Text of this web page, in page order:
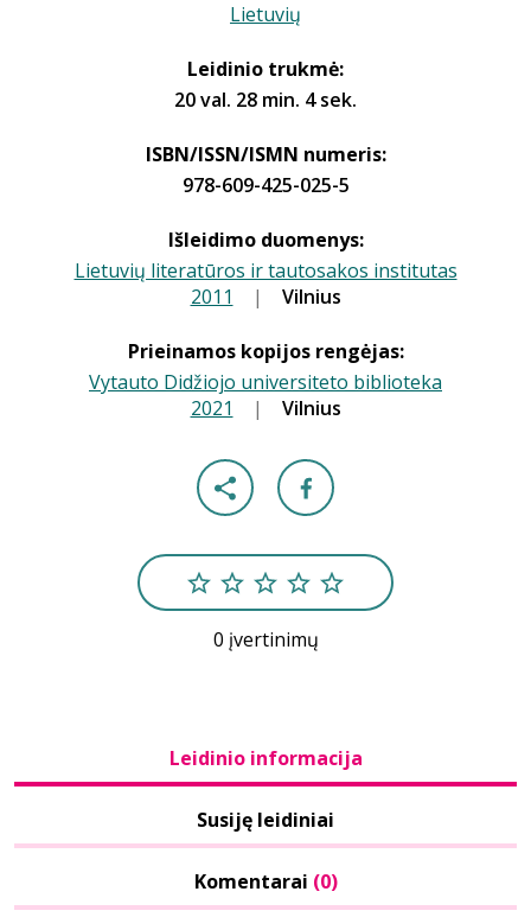
Lietuvių
Leidinio trukmė:
20 val. 28 min. 4 sek.
ISBN/ISSN/ISMN numeris:
978-609-425-025-5
Išleidimo duomenys:
Lietuvių literatūros ir tautosakos institutas
2011 | Vilnius
Prieinamos kopijos rengėjas:
Vytauto Didžiojo universiteto biblioteka
2021 | Vilnius
0 įvertinimų
Leidinio informacija
Susiję leidiniai
Komentarai (0)